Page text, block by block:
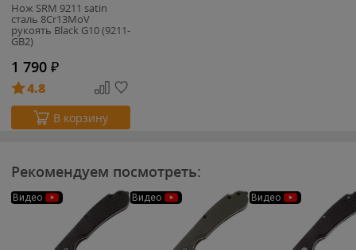
Нож SRM 9211 satin
сталь 8Cr13MoV
рукоять Black G10 (9211-
GB2)
1 790 ₽
4.8
В корзину
Рекомендуем посмотреть:
Видео Видео Видео